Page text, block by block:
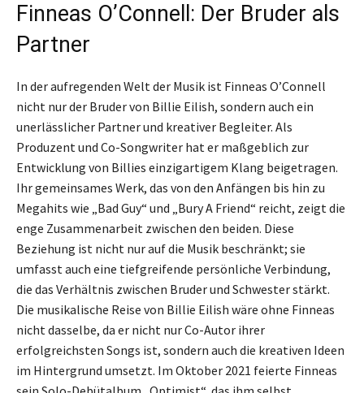
Finneas O’Connell: Der Bruder als
Partner
In der aufregenden Welt der Musik ist Finneas O’Connell
nicht nur der Bruder von Billie Eilish, sondern auch ein
unerlässlicher Partner und kreativer Begleiter. Als
Produzent und Co-Songwriter hat er maßgeblich zur
Entwicklung von Billies einzigartigem Klang beigetragen.
Ihr gemeinsames Werk, das von den Anfängen bis hin zu
Megahits wie „Bad Guy“ und „Bury A Friend“ reicht, zeigt die
enge Zusammenarbeit zwischen den beiden. Diese
Beziehung ist nicht nur auf die Musik beschränkt; sie
umfasst auch eine tiefgreifende persönliche Verbindung,
die das Verhältnis zwischen Bruder und Schwester stärkt.
Die musikalische Reise von Billie Eilish wäre ohne Finneas
nicht dasselbe, da er nicht nur Co-Autor ihrer
erfolgreichsten Songs ist, sondern auch die kreativen Ideen
im Hintergrund umsetzt. Im Oktober 2021 feierte Finneas